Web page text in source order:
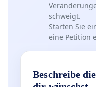
schweigt.
Starten Sie
eine Petition
Beschreibe